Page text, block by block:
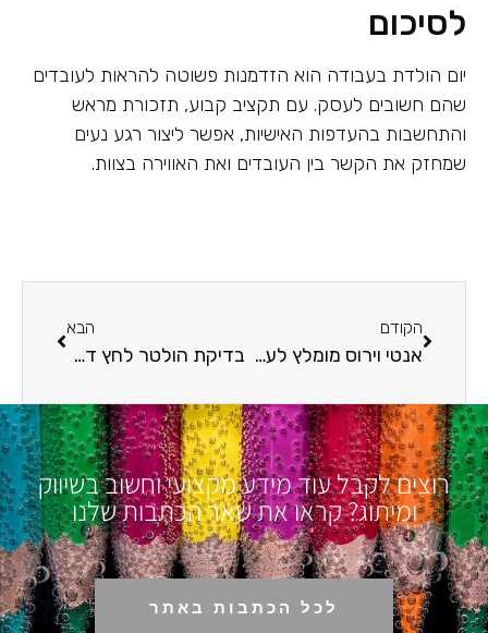
לסיכום
יום הולדת בעבודה הוא הזדמנות פשוטה להראות לעובדים
שהם חשובים לעסק. עם תקציב קבוע, תזכורת מראש
והתחשבות בהעדפות האישיות, אפשר ליצור רגע נעים
שמחזק את הקשר בין העובדים ואת האווירה בצוות.
הקודם
אנטי וירוס מומלץ לעסקים – איזה תוכנה כדאי לבחור?
הבא
בדיקת הולטר לחץ דם: למה צריכים לעבור בדיקה כזו?
רוצים לקבל עוד מידע מקצועי וחשוב בשיווק
ומיתוג? קראו את שאר הכתבות שלנו
לכל הכתבות באתר